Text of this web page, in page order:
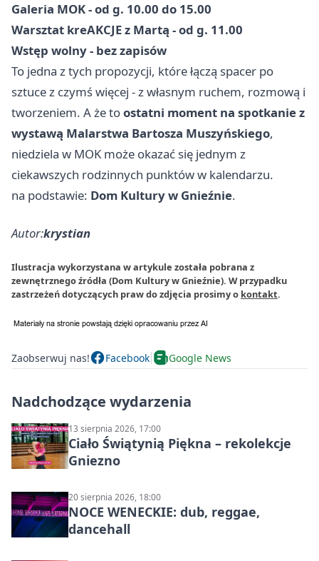
Galeria MOK - od g. 10.00 do 15.00
Warsztat kreAKCJE z Martą - od g. 11.00
Wstęp wolny - bez zapisów
To jedna z tych propozycji, które łączą spacer po
sztuce z czymś więcej - z własnym ruchem, rozmową i
tworzeniem. A że toostatni moment na spotkanie z
wystawą Malarstwa Bartosza Muszyńskiego,
niedziela w MOK może okazać się jednym z
ciekawszych rodzinnych punktów w kalendarzu.
na podstawie: Dom Kultury w Gnieźnie.
Autor:krystian
Ilustracja wykorzystana w artykule została pobrana z
zewnętrznego źródła (Dom Kultury w Gnieźnie). W przypadku
zastrzeżeń dotyczących praw do zdjęcia prosimy o kontakt.
Zaobserwuj nas! Facebook Google News
Nadchodzące wydarzenia
13 sierpnia 2026, 17:00
Ciało Świątynią Piękna – rekolekcje
Gniezno
20 sierpnia 2026, 18:00
NOCE WENECKIE: dub, reggae,
dancehall